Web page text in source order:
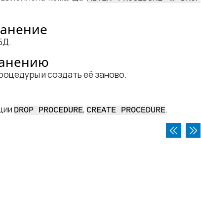
и создать её заново.
DROP PROCEDURE, CREATE PROCEDURE.